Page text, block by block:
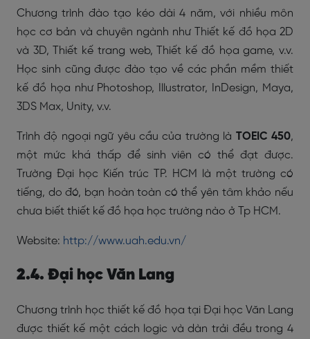
Chương trình đào tạo kéo dài 4 năm, với nhiều môn
học cơ bản và chuyên ngành như Thiết kế đồ họa 2D
và 3D, Thiết kế trang web, Thiết kế đồ họa game, v.v.
Học sinh cũng được đào tạo về các phần mềm thiết
kế đồ họa như Photoshop, Illustrator, InDesign, Maya,
3DS Max, Unity, v.v.
Trình độ ngoại ngữ yêu cầu của trường là TOEIC 450,
một mức khá thấp để sinh viên có thể đạt được.
Trường Đại học Kiến trúc TP. HCM là một trường có
tiếng, do đó, bạn hoàn toàn có thể yên tâm khảo nếu
chưa biết thiết kế đồ họa học trường nào ở Tp HCM.
Website: http://www.uah.edu.vn/
2.4. Đại học Văn Lang
Chương trình học thiết kế đồ họa tại Đại học Văn Lang
được thiết kế một cách logic và dàn trải đều trong 4